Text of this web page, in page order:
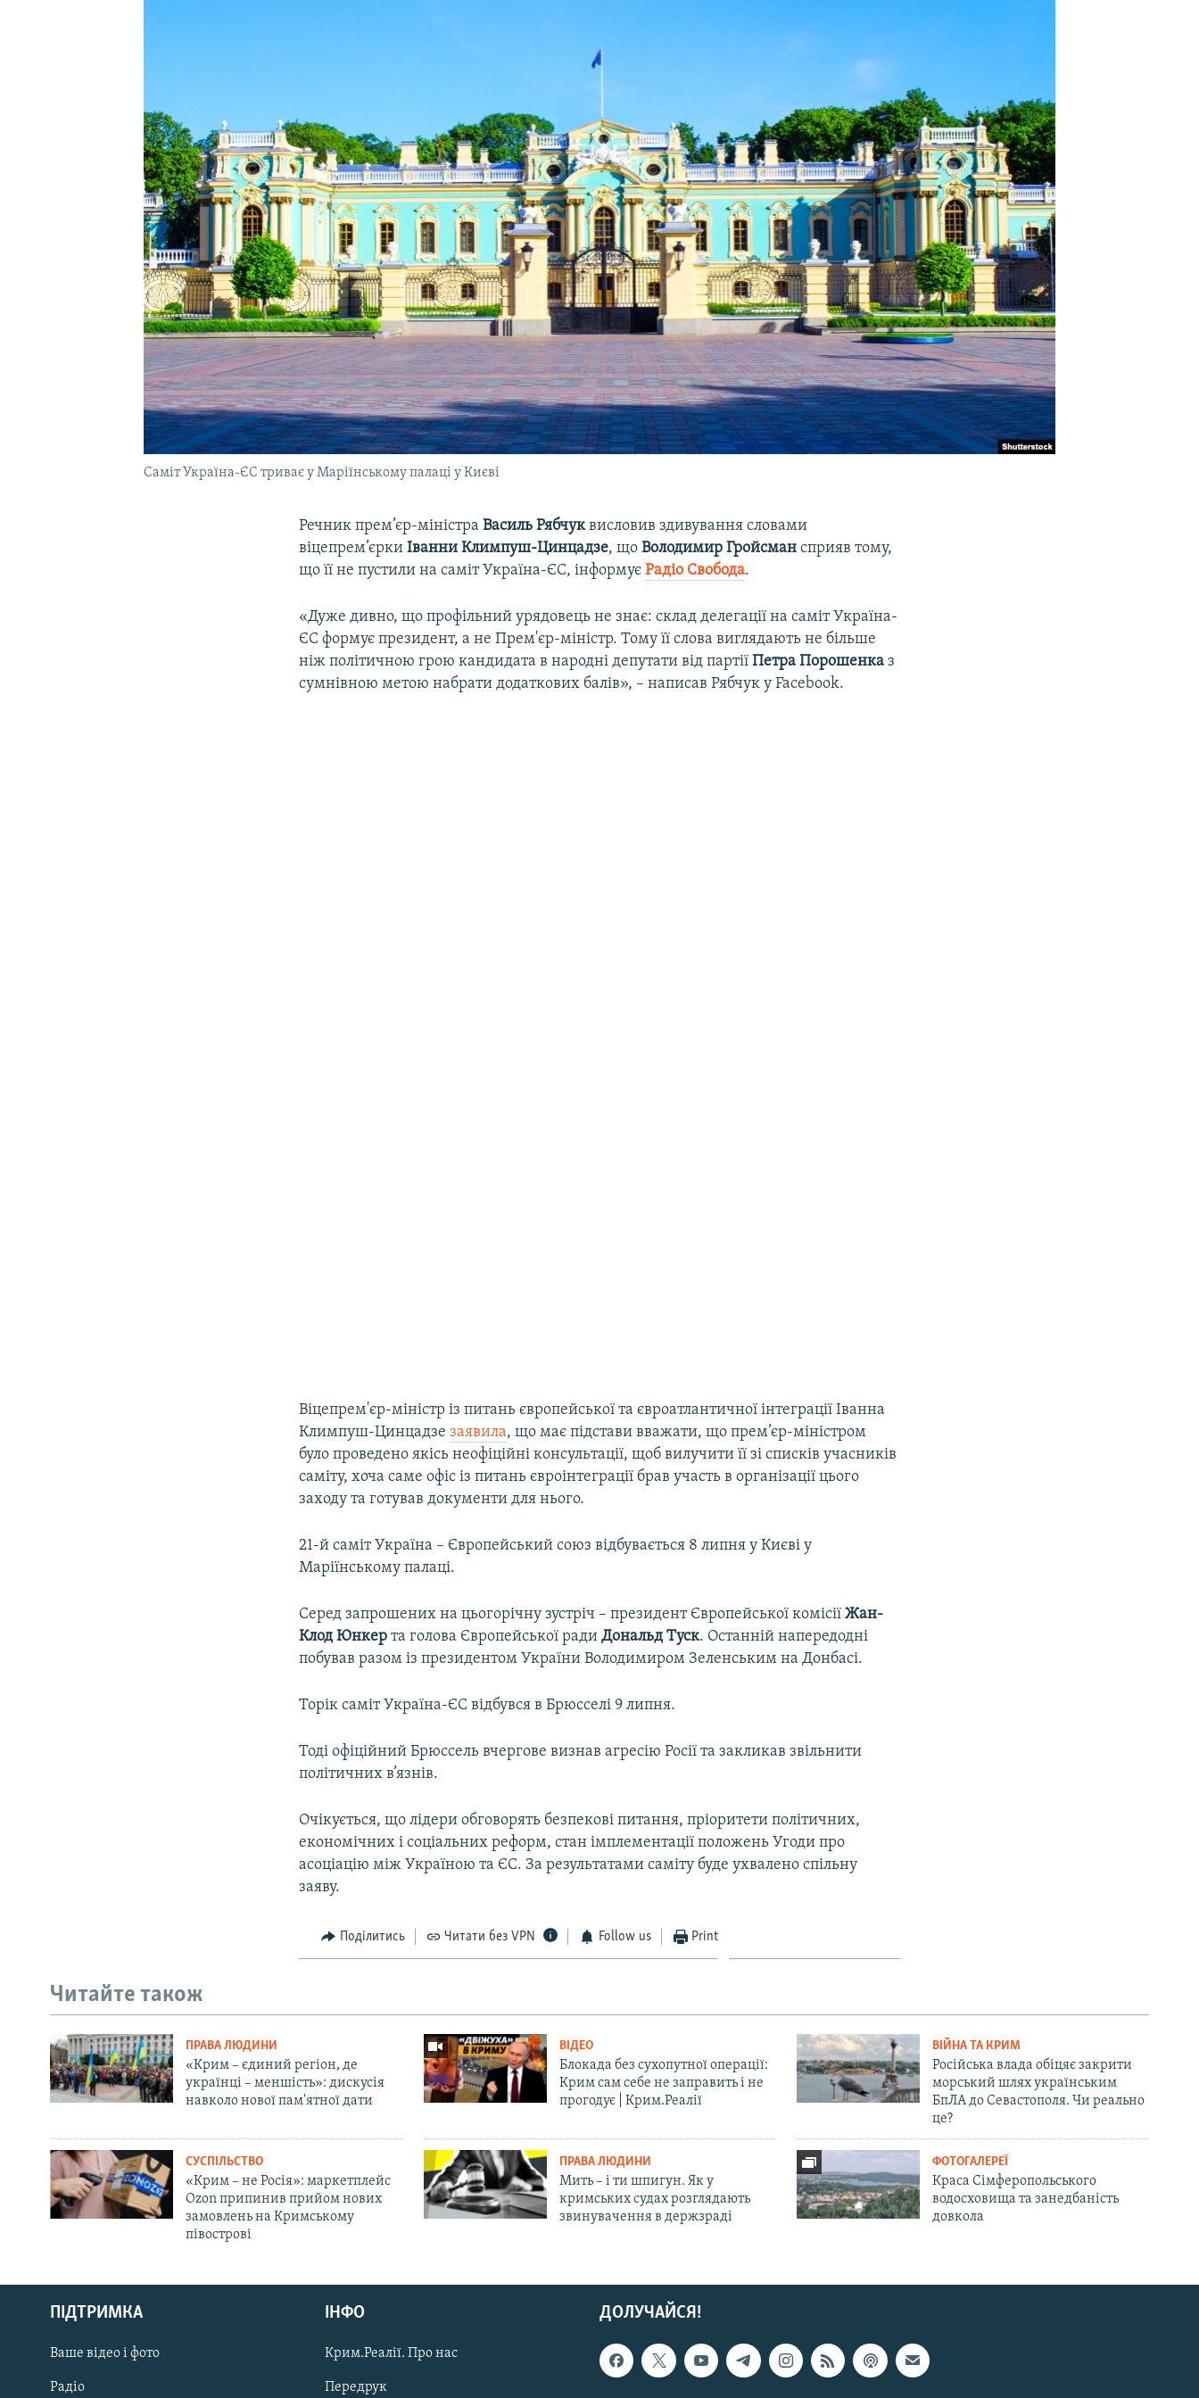
Русский
Qırımtatar
ДОЛУЧАЙСЯ!
Саміт Україна-ЄС триває у Маріїнському палаці у Києві
Речник прем’єр-міністраВасиль Рябчуквисловив здивування словами
віцепрем’єрки Іванни Климпуш-Цинцадзе, щоВолодимир Гройсман сприяв тому,
що її не пустили на саміт Україна-ЄС, інформуєРадіо Свобода.
«Дуже дивно, що профільний урядовець не знає: склад делегації на саміт Україна-
ЄС формує президент, а не Прем'єр-міністр. Тому її слова виглядають не більше
ніж політичною грою кандидата в народні депутати від партіїПетра Порошенка з
сумнівною метою набрати додаткових балів», – написав Рябчук у Facebook.
Віцепрем'єр-міністр із питань європейської та євроатлантичної інтеграції Іванна
Климпуш-Цинцадзезаявила, що має підстави вважати, що прем’єр-міністром
було проведено якісь неофіційні консультації, щоб вилучити її зі списків учасників
саміту, хоча саме офіс із питань євроінтеграції брав участь в організації цього
заходу та готував документи для нього.
21-й саміт Україна – Європейський союз відбувається 8 липня у Києві у
Маріїнському палаці.
Серед запрошених на цьогорічну зустріч – президент Європейської комісіїЖан-
Клод Юнкер та голова Європейської радиДональд Туск. Останній напередодні
побував разом із президентом України Володимиром Зеленським на Донбасі.
Торік саміт Україна-ЄС відбувся в Брюсселі 9 липня.
Тоді офіційний Брюссель вчергове визнав агресію Росії та закликав звільнити
політичних в’язнів.
Очікується, що лідери обговорять безпекові питання, пріоритети політичних,
економічних і соціальних реформ, стан імплементації положень Угоди про
асоціацію між Україною та ЄС. За результатами саміту буде ухвалено спільну
заяву.
Поділитись Читати без VPN Follow us Print
Читайте також
ПРАВА ЛЮДИНИ
«Крим – єдиний регіон, де
українці – меншість»: дискусія
навколо нової пам'ятної дати
ВІДЕО
Блокада без сухопутної операції:
Крим сам себе не заправить і не
прогодує | Крим.Реалії
ВІЙНА ТА КРИМ
Російська влада обіцяє закрити
морський шлях українським
БпЛА до Севастополя. Чи реально
це?
СУСПІЛЬСТВО
«Крим – не Росія»: маркетплейс
Ozon припинив прийом нових
замовлень на Кримському
півострові
ПРАВА ЛЮДИНИ
Мить – і ти шпигун. Як у
кримських судах розглядають
звинувачення в держзраді
ФОТОГАЛЕРЕЇ
Краса Сімферопольського
водосховища та занедбаність
довкола
ДОЛУЧАЙСЯ!
ПІДТРИМКА
Ваше відео і фото
Радіо
ІНФО
Крим.Реалії. Про нас
Передрук